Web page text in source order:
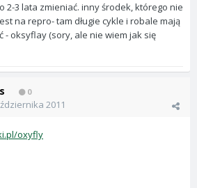
2-3 lata zmieniać. inny środek, którego nie
na repro- tam długie cykle i robale mają
- oksyflay (sory, ale nie wiem jak się
0
2011
oxyfly